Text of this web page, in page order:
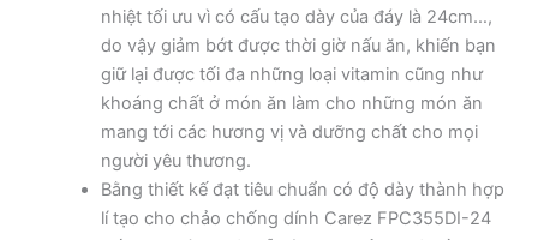
nhiệt tối ưu vì có cấu tạo dày của đáy là 24cm…,
do vậy giảm bớt được thời giờ nấu ăn, khiến bạn
giữ lại được tối đa những loại vitamin cũng như
khoáng chất ở món ăn làm cho những món ăn
mang tới các hương vị và dưỡng chất cho mọi
người yêu thương.
Bằng thiết kế đạt tiêu chuẩn có độ dày thành hợp
lí tạo cho chảo chống dính Carez FPC355DI-24